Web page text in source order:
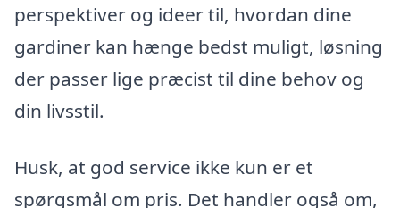
perspektiver og ideer til, hvordan dine
gardiner kan hænge bedst muligt, løsning
der passer lige præcist til dine behov og
din livsstil.
Husk, at god service ikke kun er et
spørgsmål om pris. Det handler også om,